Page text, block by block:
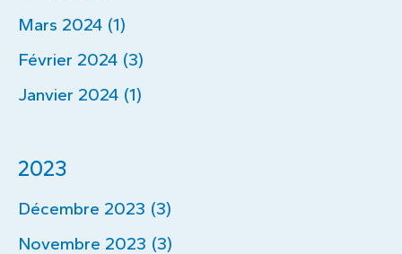
Mars 2024 (1)
Février 2024 (3)
Janvier 2024 (1)
2023
Décembre 2023 (3)
Novembre 2023 (3)